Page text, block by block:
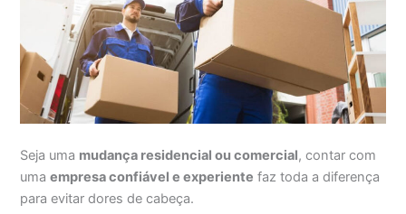
Seja uma mudança residencial ou comercial, contar com
umaempresa confiável e experiente faz toda a diferença
para evitar dores de cabeça.